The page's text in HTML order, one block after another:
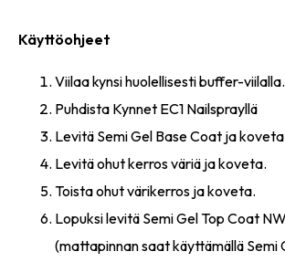
Käyttöohjeet
Viilaa kynsi huolellisesti buffer-viilalla.
Puhdista Kynnet EC1 Nailsprayllä
Levitä Semi Gel Base Coat ja
Levitä ohut kerros väriä ja koveta.
Toista ohut värikerros ja koveta.
Lopuksi levitä Semi Gel Top Coat
(mattapinnan saat käyttämällä Semi